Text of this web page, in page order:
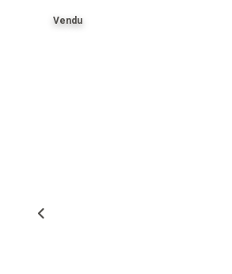
Vendu